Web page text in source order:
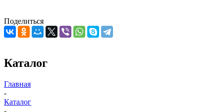
Поделиться
Каталог
Главная
-
Каталог